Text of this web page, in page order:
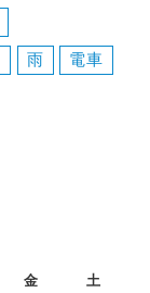
雨
電車
金 土